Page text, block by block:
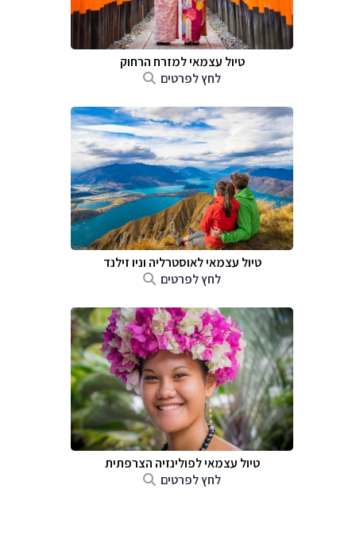
טיול עצמאי למזרח הרחוק
לחץ לפרטים
טיול עצמאי לאוסטרליה וניו זילנד
לחץ לפרטים
טיול עצמאי לפולינזיה הצרפתית
לחץ לפרטים